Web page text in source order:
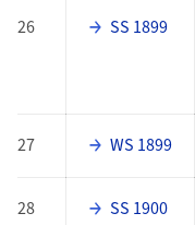
26 SS 1899
27 WS 1899
28 SS 1900